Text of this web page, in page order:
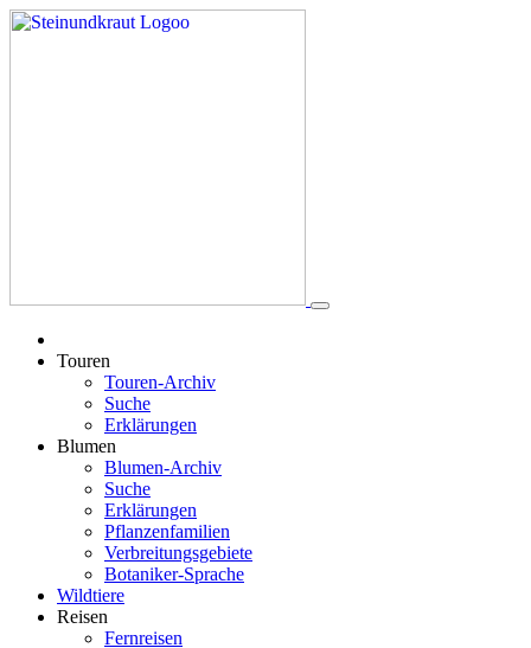
Touren
Touren-Archiv
Suche
Erklärungen
Blumen
Blumen-Archiv
Suche
Erklärungen
Pflanzenfamilien
Verbreitungsgebiete
Botaniker-Sprache
Wildtiere
Reisen
Fernreisen